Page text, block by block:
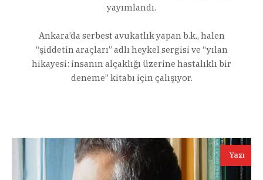
yayımlandı.
Ankara’da serbest avukatlık yapan b.k., halen
“şiddetin araçları” adlı heykel sergisi ve “yılan
hikayesi: insanın alçaklığı üzerine hastalıklı bir
deneme” kitabı için çalışıyor.
Yazı